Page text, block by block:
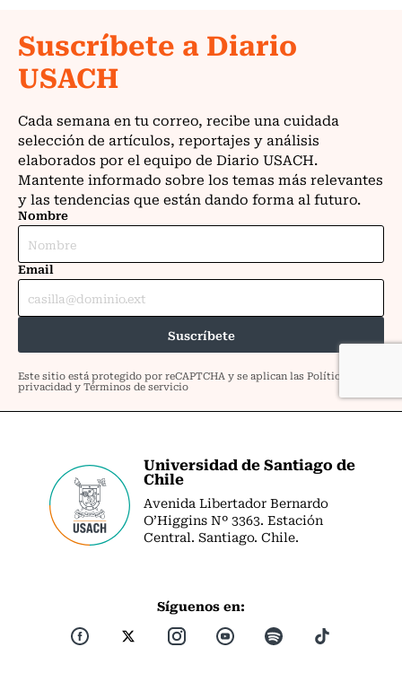
Universidad de Santiago de
Chile
Avenida Libertador Bernardo
O’Higgins Nº 3363. Estación
Central. Santiago. Chile.
Síguenos en: